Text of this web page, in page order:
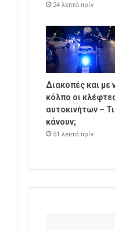
24 λεπτά πρίν
Διακοπές και με
κόλπο οι
αυτοκινήτων – Τι
κάνουν;
51 λεπτά πρίν